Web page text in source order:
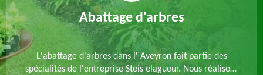
Abattage d'arbres
L'abattage d'arbres dans l' Aveyron fait partie des
spécialités de l'entreprise Steis elagueur. Nous réalisons